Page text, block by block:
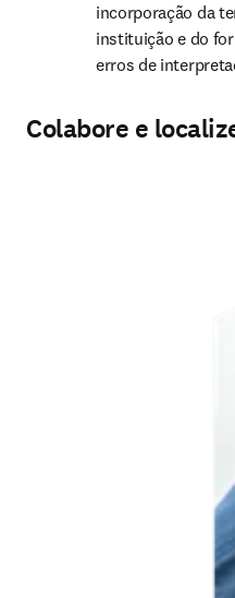
incorporação da
instituição e do
erros de
Colabore e